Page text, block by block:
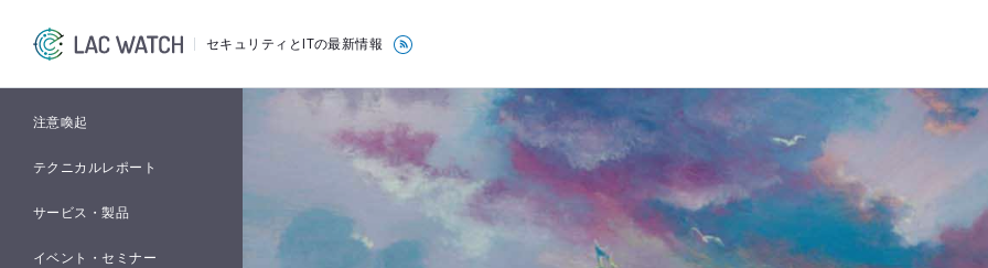
セキュリティとITの最新情報
注意喚起
テクニカルレポート
サービス・製品
イベント・セミナー